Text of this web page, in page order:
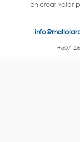
en crear valor
+507